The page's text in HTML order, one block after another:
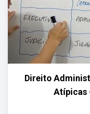
Direito
Atípicas